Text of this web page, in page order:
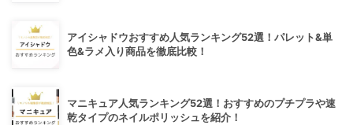
アイシャドウおすすめ人気ランキング52選！パレット&単
色&ラメ入り商品を徹底比較！
マニキュア人気ランキング52選！おすすめのプチプラや速
乾タイプのネイルポリッシュを紹介！